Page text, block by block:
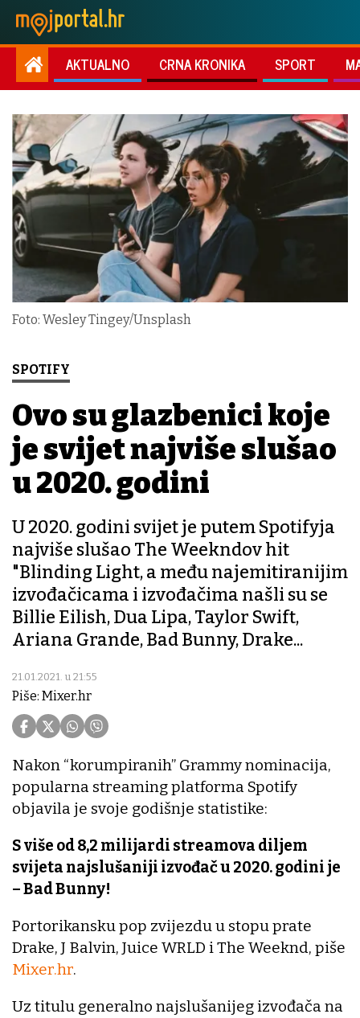
AKTUALNO CRNA KRONIKA SPORT
Foto: Wesley Tingey/Unsplash
SPOTIFY
Ovo su glazbenici koje
je svijet najviše slušao
u 2020. godini
U 2020. godini svijet je putem Spotifyja
najviše slušao The Weekndov hit
"Blinding Light, a među najemitiranijim
izvođačicama i izvođačima našli su se
Billie Eilish, Dua Lipa, Taylor Swift,
Ariana Grande, Bad Bunny, Drake...
21.01.2021. u 21:55
Piše: Mixer.hr
Nakon “korumpiranih” Grammy nominacija,
popularna streaming platforma Spotify
objavila je svoje godišnje statistike:
S više od 8,2 milijardi streamova diljem
svijeta najslušaniji izvođač u 2020. godini je
– Bad Bunny!
Portorikansku pop zvijezdu u stopu prate
Drake, J Balvin, Juice WRLD i The Weeknd, piše
Mixer.hr.
Uz titulu generalno najslušanijeg izvođača na